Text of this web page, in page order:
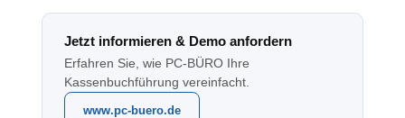
Jetzt informieren & Demo anfordern
Erfahren Sie, wie PC-BÜRO Ihre
Kassenbuchführung vereinfacht.
www.pc-buero.de